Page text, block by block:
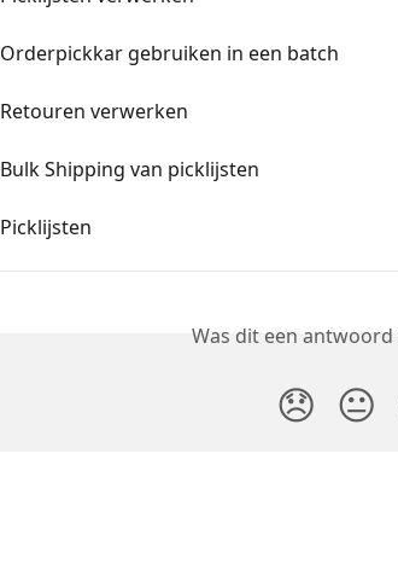
Orderpickkar gebruiken in een batch
Retouren verwerken
Bulk Shipping van picklijsten
Picklijsten
Was dit een antwoord
😞 😐